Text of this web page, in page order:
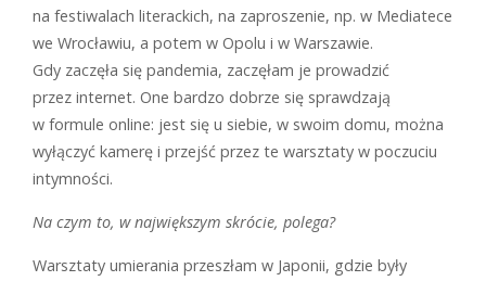
na festiwalach literackich, na zaproszenie, np. w Mediatece
we Wrocławiu, a potem w Opolu i w Warszawie.
Gdy zaczęła się pandemia, zaczęłam je prowadzić
przez internet. One bardzo dobrze się sprawdzają
w formule online: jest się u siebie, w swoim domu, można
wyłączyć kamerę i przejść przez te warsztaty w poczuciu
intymności.
Na czym to, w największym skrócie, polega?
Warsztaty umierania przeszłam w Japonii, gdzie były